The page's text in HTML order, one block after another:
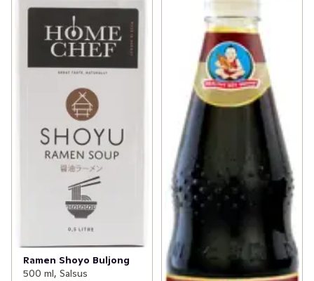
Ramen Shoyo Buljong
500 ml, Salsus